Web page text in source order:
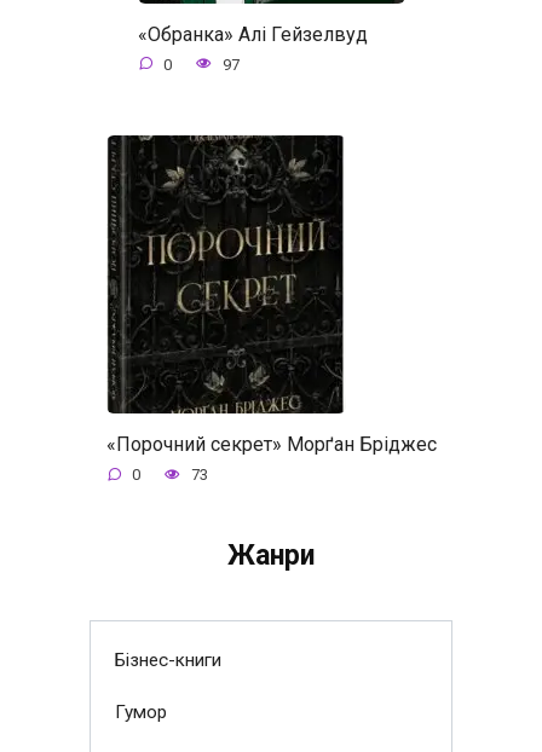
«Обранка» Алі Гейзелвуд
0 97
«Порочний секрет» Морґан Бріджес
0 73
Жанри
Бізнес-книги
Гумор